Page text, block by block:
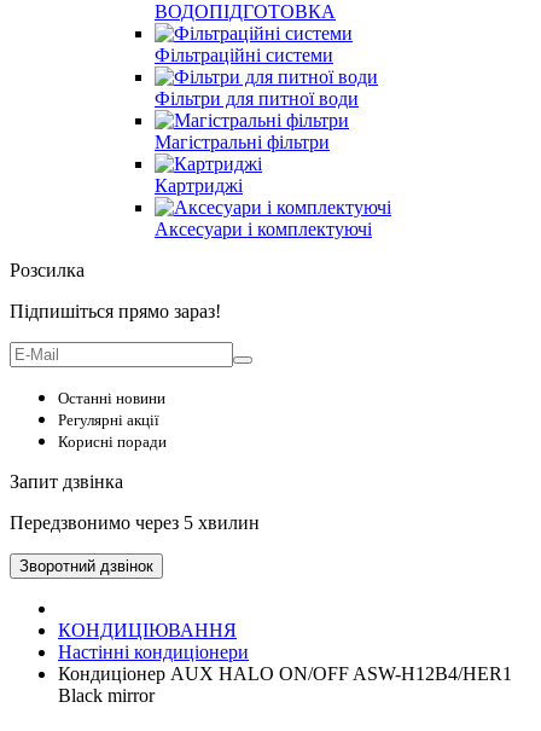
ВОДОПІДГОТОВКА
Фільтраційні системи
Фільтри для питної води
Магістральні фільтри
Картриджі
Аксесуари і комплектуючі
Розсилка
Підпишіться прямо зараз!
Останні новини
Регулярні акції
Корисні поради
Запит дзвінка
Передзвонимо через 5 хвилин
Зворотний дзвінок
КОНДИЦІЮВАННЯ
Настінні кондиціонери
Кондиціонер AUX HALO ON/OFF ASW-H12B4/HER1
Black mirror